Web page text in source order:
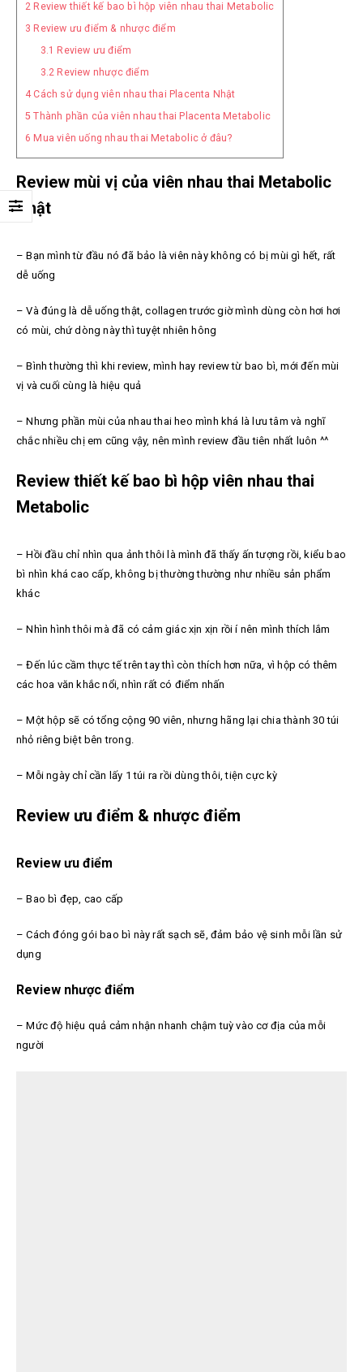
2 Review thiết kế bao bì hộp viên nhau thai Metabolic
3 Review ưu điểm & nhược điểm
3.1 Review ưu điểm
3.2 Review nhược điểm
4Cách sử dụng viên nhau thai Placenta Nhật
5 Thành phần của viên nhau thai Placenta Metabolic
6 Mua viên uống nhau thai Metabolic ở đâu?
Review mùi vị của viên nhau thai Metabolic
Nhật
– Bạn mình từ đầu nó đã bảo là viên này không có bị mùi gì hết, rất
dễ uống
– Và đúng là dễ uống thật, collagen trước giờ mình dùng còn hơi hơi
có mùi, chứ dòng này thì tuyệt nhiên hông
– Bình thường thì khi review, mình hay review từ bao bì, mới đến mùi
vị và cuối cùng là hiệu quả
– Nhưng phần mùi của nhau thai heo mình khá là lưu tâm và nghĩ
chắc nhiều chị em cũng vậy, nên mình review đầu tiên nhất luôn ^^
Review thiết kế bao bì hộp viên nhau thai
Metabolic
– Hồi đầu chỉ nhìn qua ảnh thôi là mình đã thấy ấn tượng rồi, kiểu bao
bì nhìn khá cao cấp, không bị thường thường như nhiều sản phẩm
khác
– Nhìn hình thôi mà đã có cảm giác xịn xịn rồi í nên mình thích lắm
– Đến lúc cầm thực tế trên tay thì còn thích hơn nữa, vì hộp có thêm
các hoa văn khắc nổi, nhìn rất có điểm nhấn
– Một hộp sẽ có tổng cộng 90 viên, nhưng hãng lại chia thành 30 túi
nhỏ riêng biệt bên trong.
– Mỗi ngày chỉ cần lấy 1 túi ra rồi dùng thôi, tiện cực kỳ
Review ưu điểm & nhược điểm
Review ưu điểm
– Bao bì đẹp, cao cấp
– Cách đóng gói bao bì này rất sạch sẽ, đảm bảo vệ sinh mỗi lần sử
dụng
Review nhược điểm
– Mức độ hiệu quả cảm nhận nhanh chậm tuỳ vào cơ địa của mỗi
người